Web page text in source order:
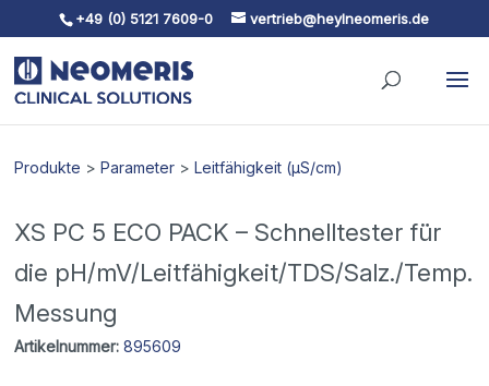
Skip To Content
+49 (0) 5121 7609-0 vertrieb@heylneomeris.de
Produkte >Parameter >Leitfähigkeit (µS/cm)
XS PC 5 ECO PACK – Schnelltester für
die pH/mV/Leitfähigkeit/TDS/Salz./Temp.
Messung
Artikelnummer: 895609